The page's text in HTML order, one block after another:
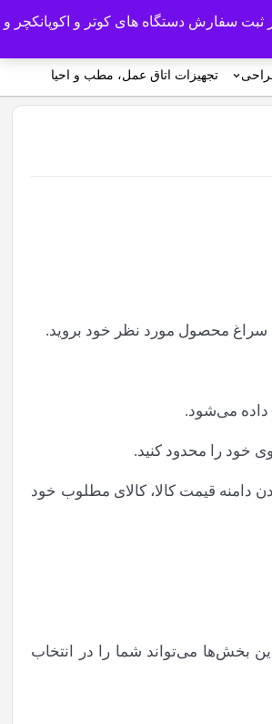
ورود/ثبت نام 0
تجهیزات اتاق عمل، مطب و احیا
سراغ محصول مورد نظر خود بروید.
داده می‌‏‏شود.
خود را محدود کنید.
دامنه قیمت کالا، کالای مطلوب خود
بخش‏‏‌ها می‌‏تواند شما را در انتخاب
ثبت سفارش دستگاه های کوتر و اکوپانکچر و